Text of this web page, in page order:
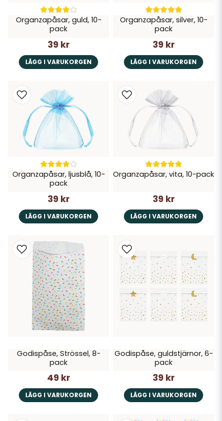
Organzapåsar, guld, 10-
pack
39 kr
LÄGG I VARUKORGEN
Organzapåsar, silver, 10-
pack
39 kr
LÄGG I VARUKORGEN
Organzapåsar, ljusblå, 10-
pack
39 kr
LÄGG I VARUKORGEN
Organzapåsar, vita, 10-pack
39 kr
LÄGG I VARUKORGEN
Godispåse, Strössel, 8-
pack
49 kr
LÄGG I VARUKORGEN
Godispåse, guldstjärnor, 6-
pack
39 kr
LÄGG I VARUKORGEN